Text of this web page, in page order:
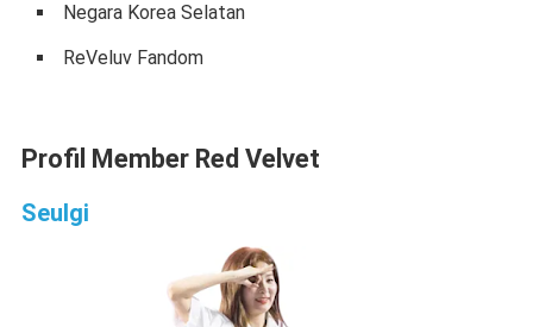
Negara Korea Selatan
ReVeluv Fandom
Profil Member Red Velvet
Seulgi